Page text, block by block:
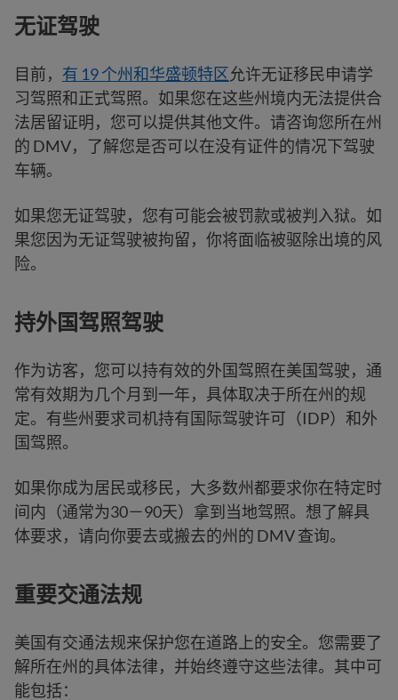
无证驾驶
目前， 有 19 个州和华盛顿特区允许无证移民申请学
习驾照和正式驾照。如果您在这些州境内无法提供合
法居留证明，您可以提供其他文件。请咨询您所在州
的 DMV，了解您是否可以在没有证件的情况下驾驶
车辆。
如果您无证驾驶，您有可能会被罚款或被判入狱。如
果您因为无证驾驶被拘留，你将面临被驱除出境的风
险。
持外国驾照驾驶
作为访客，您可以持有效的外国驾照在美国驾驶，通
常有效期为几个月到一年，具体取决于所在州的规
定。有些州要求司机持有国际驾驶许可（IDP）和外
国驾照。
如果你成为居民或移民，大多数州都要求你在特定时
间内（通常为30－90天）拿到当地驾照。想了解具
体要求，请向你要去或搬去的州的 DMV 查询。
重要交通法规
美国有交通法规来保护您在道路上的安全。您需要了
解所在州的具体法律，并始终遵守这些法律。其中可
能包括：